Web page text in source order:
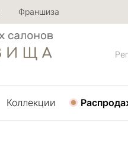
Франшиза
Коллекции